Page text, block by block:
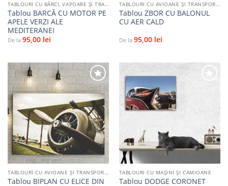
TABLOURI CU BĂRCI, VAPOARE ȘI TRANSPORT PE APĂ
Tablou BARCĂ CU MOTOR PE
APELE VERZI ALE
MEDITERANEI
De la 95,00 lei
TABLOURI CU AVIOANE ȘI TRANSPORT AERIAN
Tablou ZBOR CU BALONUL
CU AER CALD
De la 95,00 lei
Adaugă
la
favorite
TABLOURI CU AVIOANE ȘI TRANSPORT AERIAN
Tablou BIPLAN CU ELICE DIN
TABLOURI CU MAŞINI ŞI CAMIOANE
Tablou DODGE CORONET